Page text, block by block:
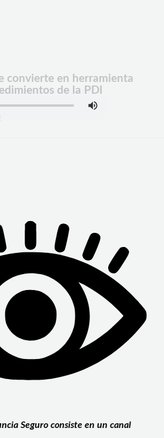
convierte en herramienta
de la PDI
Seguro consiste en un canal